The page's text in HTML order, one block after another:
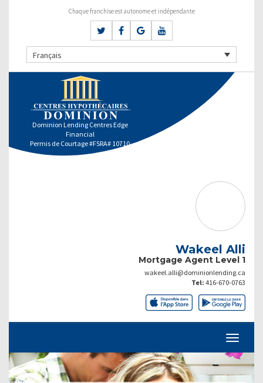
Chaque franchise est autonome et indépendante
Français
Dominion Lending Centres Edge
Financial
Permis de Courtage #FSRA# 10710
Wakeel Alli
Mortgage Agent Level 1
wakeel.alli@dominionlending.ca
Tel: 416-670-0763